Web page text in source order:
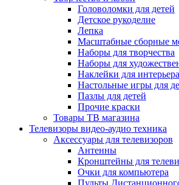
Головоломки для детей
Детское рукоделие
Лепка
Масштабные сборные
Наборы для творчества
Наборы для
Наклейки для интерьера
Настольные игры для
Пазлы для детей
Прочие краски
Товары ТВ магазина
Телевизоры видео-аудио техника
Аксессуары для телевизоров
Антенны
Кронштейны для
Очки для компьютера
Пульты